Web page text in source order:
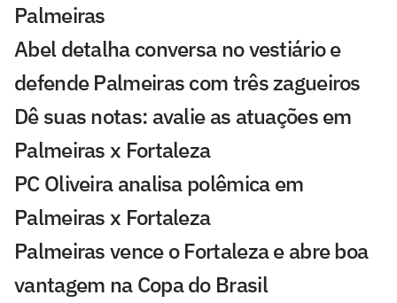
Palmeiras
Abel detalha conversa no vestiário e
defende Palmeiras com três zagueiros
Dê suas notas: avalie as atuações em
Palmeiras x Fortaleza
PC Oliveira analisa polêmica em
Palmeiras x Fortaleza
Palmeiras vence o Fortaleza e abre boa
vantagem na Copa do Brasil